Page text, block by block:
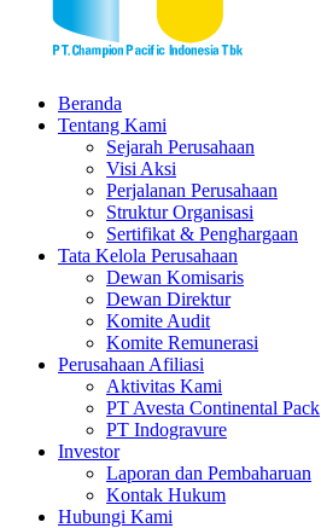
Beranda
Tentang Kami
Sejarah Perusahaan
Visi Aksi
Perjalanan Perusahaan
Struktur Organisasi
Sertifikat & Penghargaan
Tata Kelola Perusahaan
Dewan Komisaris
Dewan Direktur
Komite Audit
Komite Remunerasi
Perusahaan Afiliasi
Aktivitas Kami
PT Avesta Continental Pack
PT Indogravure
Investor
Laporan dan Pembaharuan
Kontak Hukum
Hubungi Kami